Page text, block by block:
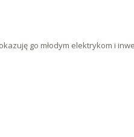
go młodym elektrykom i